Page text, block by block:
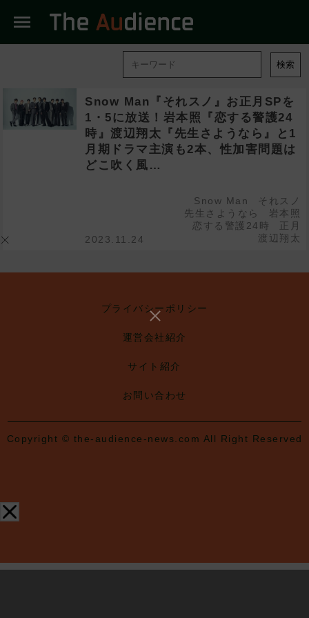
menu
検索
Snow Man『それスノ』お正月SPを
1・5に放送！岩本照『恋する警護24
時』渡辺翔太『先生さようなら』と1
月期ドラマ主演も2本、性加害問題は
どこ吹く風…
2023.11.24
Snow Man
それスノ
先生さようなら
岩本照
恋する警護24時
正月
渡辺翔太
プライバシーポリシー
運営会社紹介
サイト紹介
お問い合わせ
Copyright © the-audience-news.com All Right Reserved